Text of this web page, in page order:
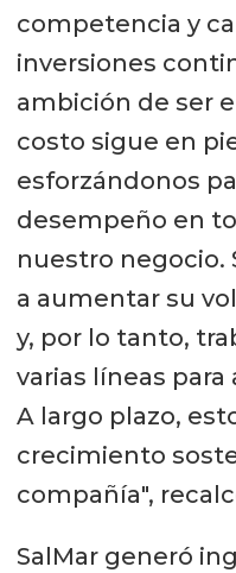
competencia y
inversiones
ambición de ser
costo sigue en
esforzándonos
desempeño en
nuestro negocio.
a aumentar su
y, por lo tanto,
varias líneas
A largo plazo,
crecimiento
compañía",
SalMar generó